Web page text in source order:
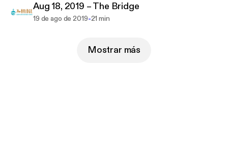
Aug 18, 2019 – The Bridge
19 de ago de 2019-21 min
Mostrar más